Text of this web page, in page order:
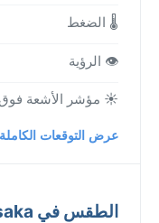
🌡️ الضغط
👁️ الرؤية
☀️ مؤشر الأشعة فوق
عرض التوقعات
الطقس في Osaka